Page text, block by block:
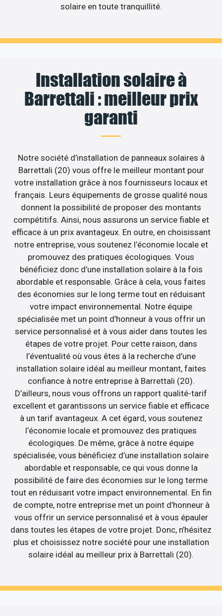
solaire en toute tranquillité.
Installation solaire à
Barrettali : meilleur prix
garanti
Notre société d’installation de panneaux solaires à
Barrettali (20) vous offre le meilleur montant pour
votre installation grâce à nos fournisseurs locaux et
français. Leurs équipements de grosse qualité nous
donnent la possibilité de proposer des montants
compétitifs. Ainsi, nous assurons un service fiable et
efficace à un prix avantageux. En outre, en choisissant
notre entreprise, vous soutenez l’économie locale et
promouvez des pratiques écologiques. Vous
bénéficiez donc d’une installation solaire à la fois
abordable et responsable. Grâce à cela, vous faites
des économies sur le long terme tout en réduisant
votre impact environnemental. Notre équipe
spécialisée met un point d’honneur à vous offrir un
service personnalisé et à vous aider dans toutes les
étapes de votre projet. Pour cette raison, dans
l’éventualité où vous êtes à la recherche d’une
installation solaire idéal au meilleur montant, faites
confiance à notre entreprise à Barrettali (20).
D’ailleurs, nous vous offrons un rapport qualité-tarif
excellent et garantissons un service fiable et efficace
à un tarif avantageux. A cet égard, vous soutenez
l’économie locale et promouvez des pratiques
écologiques. De même, grâce à notre équipe
spécialisée, vous bénéficiez d’une installation solaire
abordable et responsable, ce qui vous donne la
possibilité de faire des économies sur le long terme
tout en réduisant votre impact environnemental. En fin
de compte, notre entreprise met un point d’honneur à
vous offrir un service personnalisé et à vous épauler
dans toutes les étapes de votre projet. Donc, n’hésitez
plus et choisissez notre société pour une installation
solaire idéal au meilleur prix à Barrettali (20).